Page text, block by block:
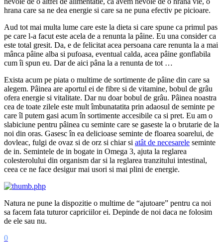
hrana care sa ne dea energie si care sa ne puna efectiv pe picioare.
Aud tot mai multa lume care este la dieta si care spune ca primul pas
pe care l-a facut este acela de a renunta la pâine. Eu una consider ca
este total gresit. Da, e de felicitat acea persoana care renunta la a mai
mânca pâine alba si pufoasa, eventual calda, acea pâine gonflabila
cum îi spun eu. Dar de aici pâna la a renunta de tot …
Exista acum pe piata o multime de sortimente de pâine din care sa
alegem. Pâinea are aportul ei de fibre si de vitamine, bobul de grâu
ofera energie si vitalitate. Dar nu doar bobul de grâu. Pâinea noastra
cea de toate zilele este mult îmbunatatita prin adaosul de seminte pe
care îl putem gasi acum în sortimente accesibile ca si pret. Eu am o
slabiciune pentru pâinea cu seminte care se gaseste la o brutarie de la
noi din oras. Gasesc în ea delicioase seminte de floarea soarelui, de
dovleac, fulgi de ovaz si de orz si chiar si atât de necesarele seminte
de in. Semintele de in bogate in Omega 3, ajuta la reglarea
colesterolului din organism dar si la reglarea tranzitului intestinal,
ceea ce ne face desigur mai usori si mai plini de energie.
Natura ne pune la dispozitie o multime de “ajutoare” pentru ca noi
sa facem fata tuturor capriciilor ei. Depinde de noi daca ne folosim
de ele sau nu.
0